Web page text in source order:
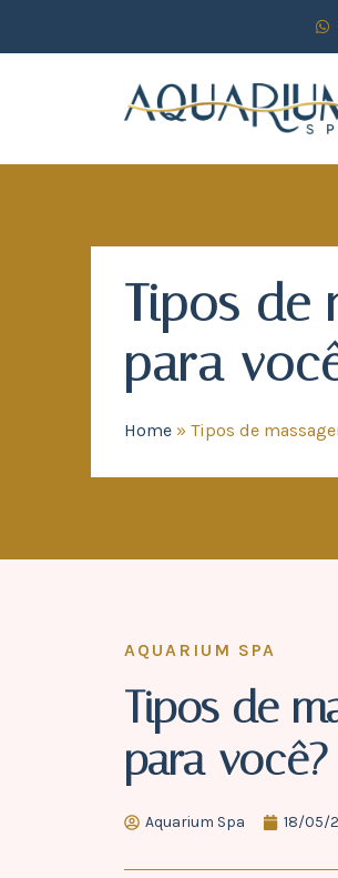
Tipos de
para
Home » Tipos de
AQUARIUM SPA
Tipos de
para você?
Aquarium Spa 18/05/